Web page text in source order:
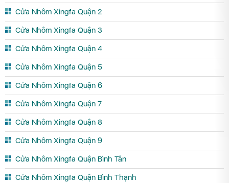
Cửa Nhôm Xingfa Quận 2
Cửa Nhôm Xingfa Quận 3
Cửa Nhôm Xingfa Quận 4
Cửa Nhôm Xingfa Quận 5
Cửa Nhôm Xingfa Quận 6
Cửa Nhôm Xingfa Quận 7
Cửa Nhôm Xingfa Quận 8
Cửa Nhôm Xingfa Quận 9
Cửa Nhôm Xingfa Quận Bình Tân
Cửa Nhôm Xingfa Quận Bình Thạnh